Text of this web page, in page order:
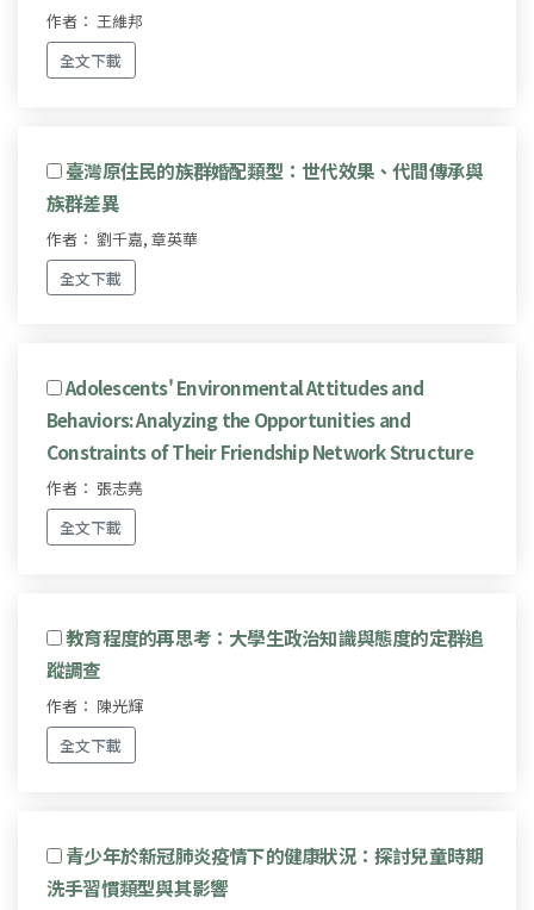
作者： 王維邦
全文下載
臺灣原住民的族群婚配類型：世代效果、代間傳承與
族群差異
作者： 劉千嘉, 章英華
全文下載
Adolescents' Environmental Attitudes and
Behaviors: Analyzing the Opportunities and
Constraints of Their Friendship Network Structure
作者： 張志堯
全文下載
教育程度的再思考：大學生政治知識與態度的定群追
蹤調查
作者： 陳光輝
全文下載
青少年於新冠肺炎疫情下的健康狀況：探討兒童時期
洗手習慣類型與其影響